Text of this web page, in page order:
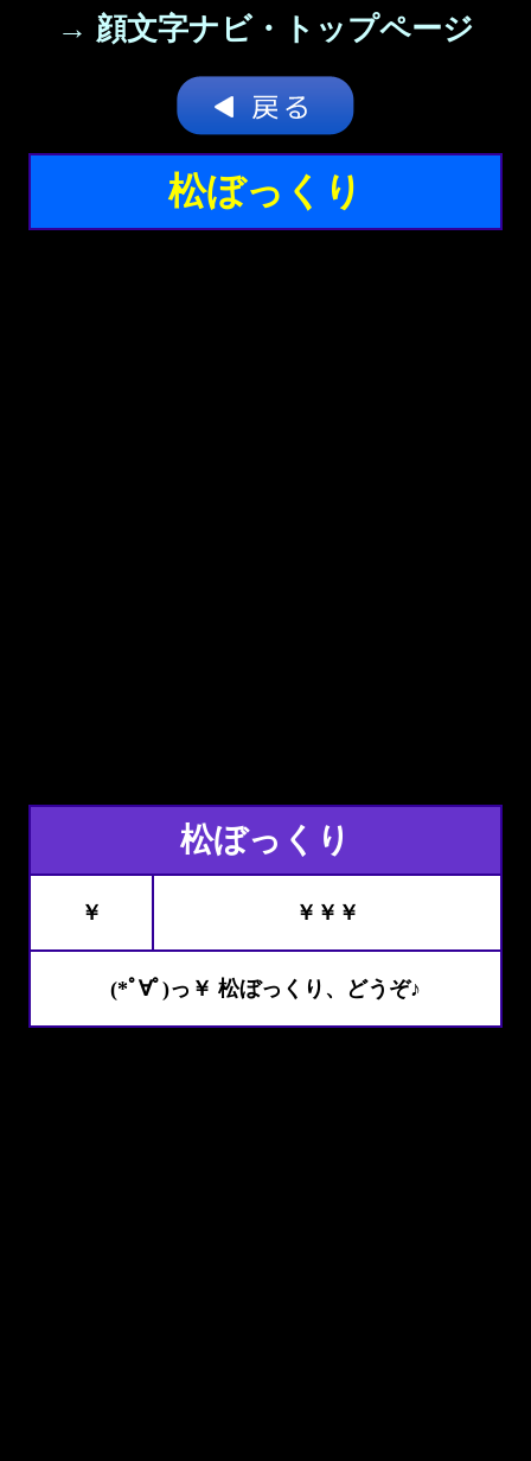
→ 顔文字ナビ・トップページ
松ぼっくり
松ぼっくり
￥ ￥￥￥
(*ﾟ∀ﾟ)っ￥ 松ぼっくり、どうぞ♪